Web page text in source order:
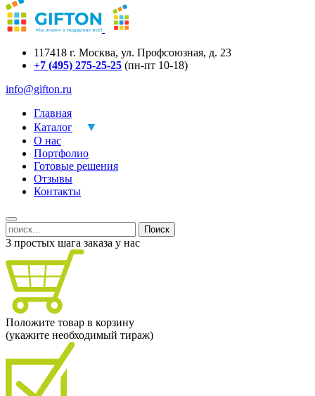
117418 г. Москва, ул. Профсоюзная, д. 23
+7 (495) 275-25-25 (пн-пт 10-18)
info@gifton.ru
Главная
Каталог
О нас
Портфолио
Готовые решения
Отзывы
Контакты
Поиск
3 простых шага заказа у нас
Положите товар в корзину
(укажите необходимый тираж)